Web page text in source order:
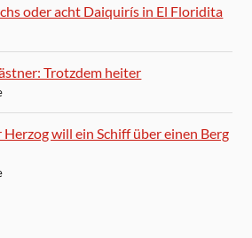
oder acht Daiquirís in El Floridita
Trotzdem heiter
will ein Schiff über einen Berg